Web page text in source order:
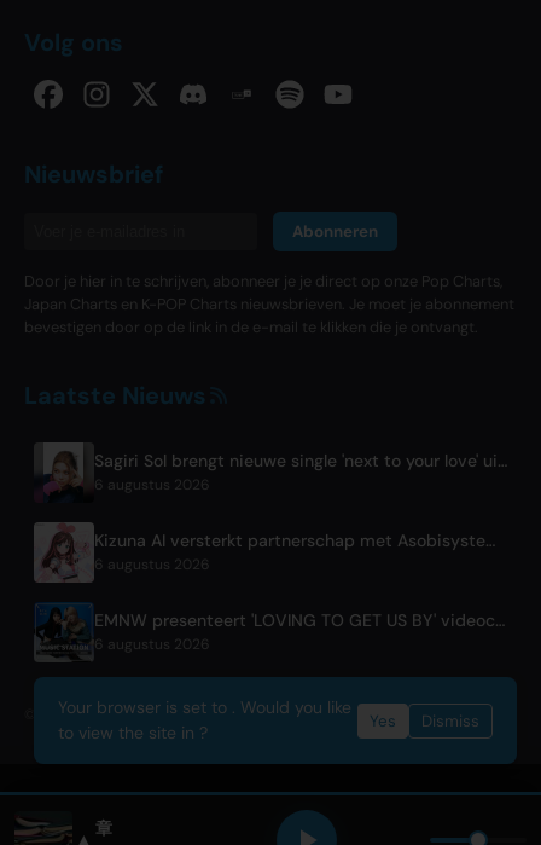
Volg ons
Nieuwsbrief
Abonneren
Door je hier in te schrijven, abonneer je je direct op onze Pop Charts,
Japan Charts en K-POP Charts nieuwsbrieven. Je moet je abonnement
bevestigen door op de link in de e-mail te klikken die je ontvangt.
Laatste Nieuws
Sagiri Sol brengt nieuwe single 'next to your love' uit na pauze
6 augustus 2026
Kizuna AI versterkt partnerschap met Asobisystem voorafgaand aan 10e jubileumwereldtournee
6 augustus 2026
EMNW presenteert 'LOVING TO GET US BY' videoclip op 7 augustus
6 augustus 2026
© 2026 OnlyHit. All rights reserved. - Metadata provided byACRCloud
章
Your browser is set to . Would you like
to view the site in ?
Yes Dismiss